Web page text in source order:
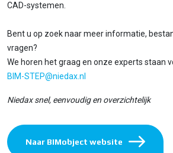
CAD-systemen.
Bent u op zoek naar meer informatie,
vragen?
We horen het graag en onze experts staan
BIM-STEP@niedax.nl
Niedax snel, eenvoudig en overzichtelijk
Naar BIMobject website